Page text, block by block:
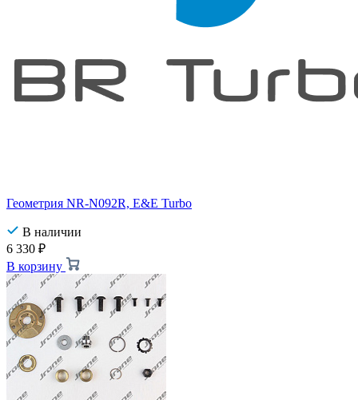
Геометрия NR-N092R, E&E Turbo
В наличии
6 330 ₽
В корзину